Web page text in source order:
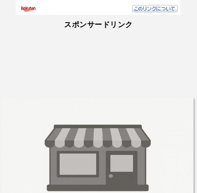
スポンサードリンク